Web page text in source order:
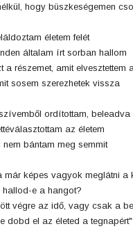
hogy büszkeségemen
életem felét
általam írt sorban hallom
a részemet, amit elvesztettem
sosem szerezhetek vissza
ordítottam, beleadva
az életem
nem bántam meg semmit
már képes vagyok meglátni a
hallod-e a hangot?
végre az idő, vagy csak a
dobd el az életed a